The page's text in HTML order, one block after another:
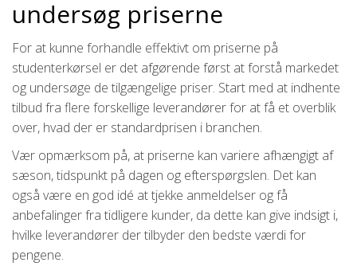
undersøg priserne
For at kunne forhandle effektivt om priserne på
studenterkørsel er det afgørende først at forstå markedet
og undersøge de tilgængelige priser. Start med at indhente
tilbud fra flere forskellige leverandører for at få et overblik
over, hvad der er standardprisen i branchen.
Vær opmærksom på, at priserne kan variere afhængigt af
sæson, tidspunkt på dagen og efterspørgslen. Det kan
også være en god idé at tjekke anmeldelser og få
anbefalinger fra tidligere kunder, da dette kan give indsigt i,
hvilke leverandører der tilbyder den bedste værdi for
pengene.